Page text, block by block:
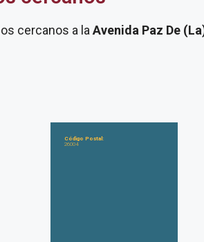
cercanos a la Avenida Paz De
Código Postal:
26004